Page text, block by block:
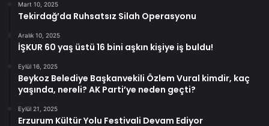
Mart 10, 2025
Tekirdağ’da Ruhsatsız Silah Operasyonu
Aralık 10, 2025
İŞKUR 60 yaş üstü 16 bini aşkın kişiye iş buldu!
Eylül 16, 2025
Beykoz Belediye Başkanvekili Özlem Vural kimdir, kaç
yaşında, nereli? AK Parti’ye neden geçti?
Eylül 21, 2025
Erzurum Kültür Yolu Festivali Devam Ediyor